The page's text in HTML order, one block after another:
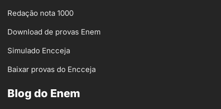
Redação nota 1000
Download de provas Enem
Simulado Encceja
Baixar provas do Encceja
Blog do Enem